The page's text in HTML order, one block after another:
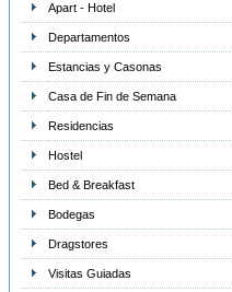
Apart - Hotel
Departamentos
Estancias y Casonas
Casa de Fin de Semana
Residencias
Hostel
Bed & Breakfast
Bodegas
Dragstores
Visitas Guiadas